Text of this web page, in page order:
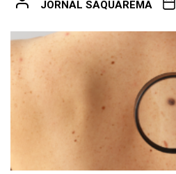
JORNAL SAQUAREMA